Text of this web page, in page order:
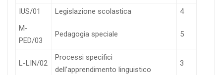
IUS/01 Legislazione scolastica
4
M-
PED/03
Pedagogia speciale 5
L-LIN/02
Processi specifici
dell’apprendimento linguistico
3